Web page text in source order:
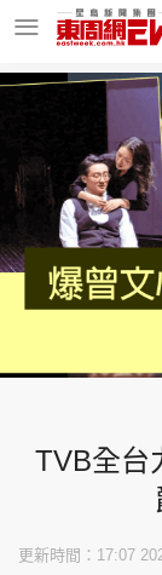
東
玄
TVB全台
更新時間：17:07